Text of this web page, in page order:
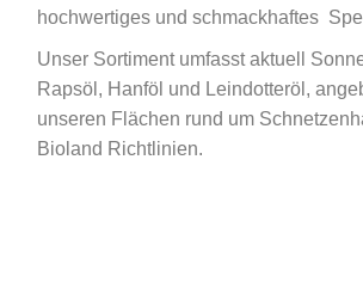
hochwertiges und schmackhaftes
Unser Sortiment umfasst aktuell
Rapsöl, Hanföl und Leindotteröl,
unseren Flächen rund um
Bioland Richtlinien.